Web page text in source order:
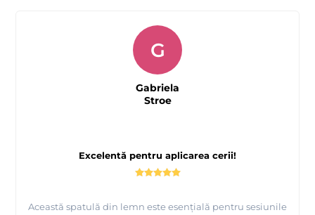
Excelentă pentru aplicarea cerii!
Această spatulă din lemn este esențială pentru sesiunile
G
Gabriela
Stroe